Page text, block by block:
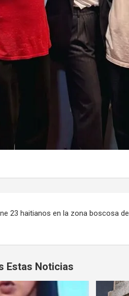
23 haitianos en la zona boscosa de
Estas Noticias